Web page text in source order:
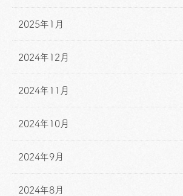
2025年1月
2024年12月
2024年11月
2024年10月
2024年9月
2024年8月